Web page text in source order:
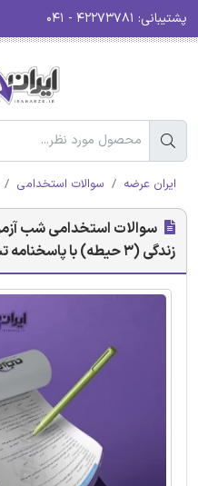
پشتیبانی:
ایران عرضه سوالات استخدامی
سوالات استخدامی شب
زندگی (3 حیطه) با پاسخنامه تشریحی